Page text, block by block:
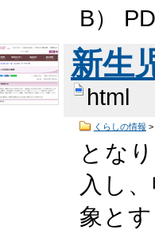
B）
新生
html
くらしの情報 >
とな
入し
象と